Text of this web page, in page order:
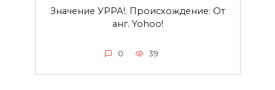
Значение УРРА!. Происхождение: От
анг. Yohoo!
0 39